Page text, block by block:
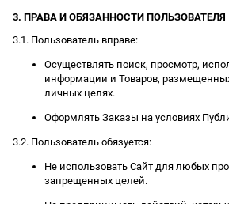
3. ПРАВА И ОБЯЗАННОСТИ ПОЛЬЗОВАТЕЛЯ
3.1. Пользователь вправе:
Осуществлять поиск, просмотр,
информации и Товаров,
личных целях.
Оформлять Заказы на условиях
3.2. Пользователь обязуется:
Не использовать Сайт для любых
запрещенных целей.